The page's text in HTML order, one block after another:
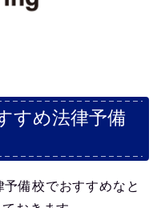
すめ法律予備
予備校でおすすめなと